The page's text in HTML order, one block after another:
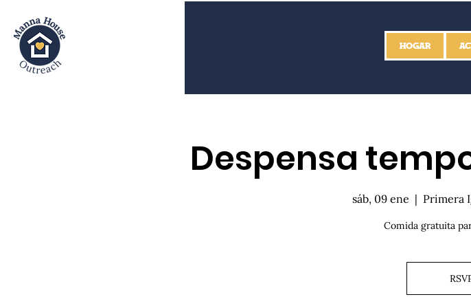
HOGAR
Despensa
sáb, 09 ene
  |
Primera
Comida gratuita